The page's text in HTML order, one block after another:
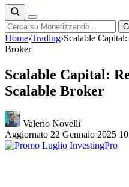
Cerca
Home›Trading›Scalable
Broker
Scalable Capital:
Scalable Broker
Valerio Novelli
Aggiornato 22 Gennaio 2025